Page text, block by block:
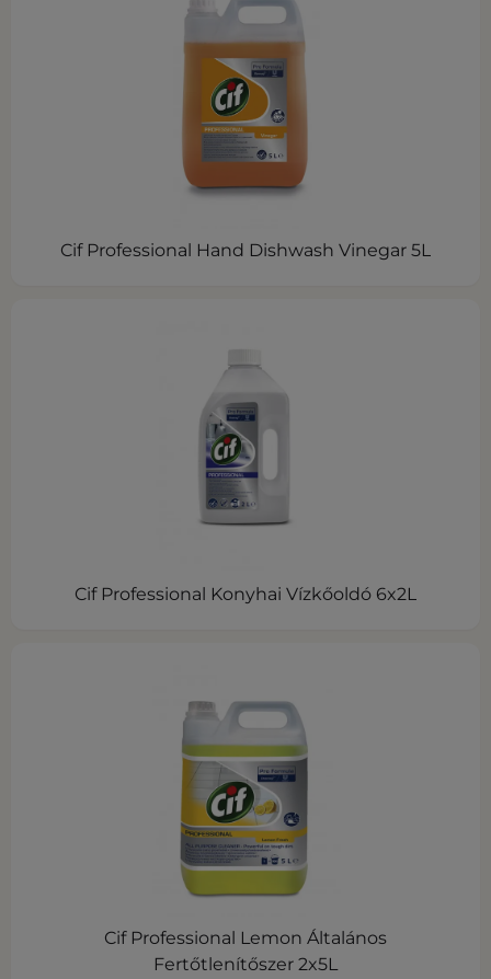
Cif Professional Hand Dishwash Vinegar 5L
Cif Professional Konyhai Vízkőoldó 6x2L
Cif Professional Lemon Általános
Fertőtlenítőszer 2x5L